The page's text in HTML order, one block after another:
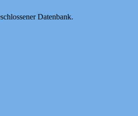
Datenbank.